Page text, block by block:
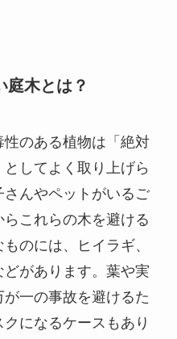
庭木とは？
のある植物は「絶対
してよく取り上げら
んやペットがいるご
これらの木を避ける
のには、ヒイラギ、
があります。葉や実
一の事故を避けるた
になるケースもあり